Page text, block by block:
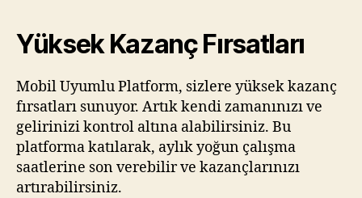
Yüksek Kazanç Fırsatları
Mobil Uyumlu Platform, sizlere yüksek kazanç
fırsatları sunuyor. Artık kendi zamanınızı ve
gelirinizi kontrol altına alabilirsiniz. Bu
platforma katılarak, aylık yoğun çalışma
saatlerine son verebilir ve kazançlarınızı
artırabilirsiniz.